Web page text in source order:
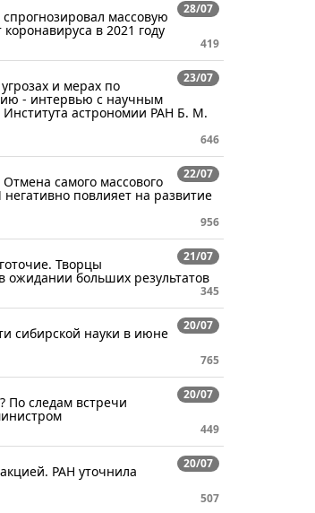
28/07
массовую
в 2021 году
419
23/07
и мерах по
- интервью с научным
Института астрономии РАН Б. М.
646
22/07
самого массового
повлияет на развитие
956
21/07
Творцы
ожидании больших результатов
345
20/07
сибирской науки в июне
765
20/07
По следам встречи
449
20/07
РАН уточнила
507